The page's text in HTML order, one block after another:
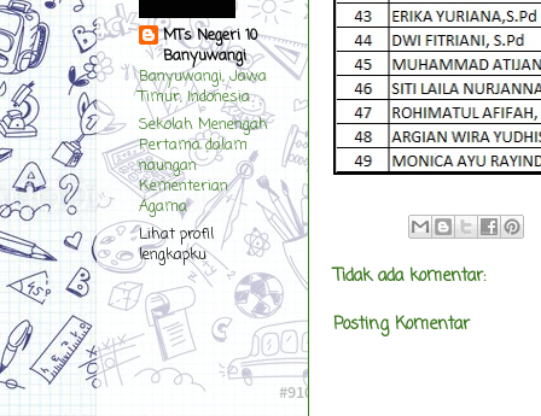
Tidak ada komentar:
Posting Komentar
MTs Negeri 10
Banyuwangi
Banyuwangi, Jawa
Timur, Indonesia
Sekolah Menengah
Pertama dalam
naungan
Kementerian
Agama
Lihat profil
lengkapku